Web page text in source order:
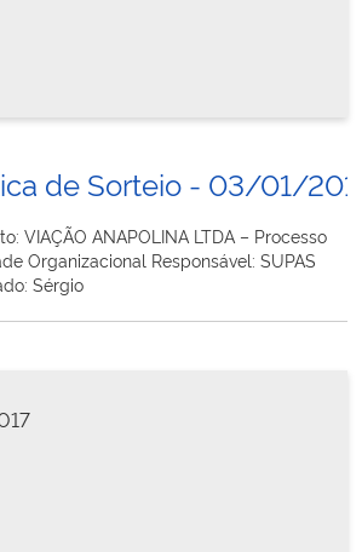
de Sorteio - 03/01/
VIAÇÃO ANAPOLINA LTDA – Processo
Organizacional Responsável: SUPAS
Sérgio